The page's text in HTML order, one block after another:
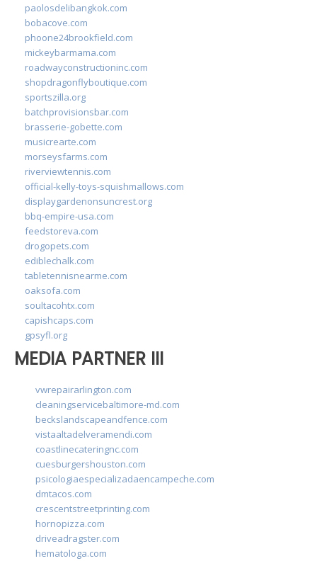
paolosdelibangkok.com
bobacove.com
phoone24brookfield.com
mickeybarmama.com
roadwayconstructioninc.com
shopdragonflyboutique.com
sportszilla.org
batchprovisionsbar.com
brasserie-gobette.com
musicrearte.com
morseysfarms.com
riverviewtennis.com
official-kelly-toys-squishmallows.com
displaygardenonsuncrest.org
bbq-empire-usa.com
feedstoreva.com
drogopets.com
ediblechalk.com
tabletennisnearme.com
oaksofa.com
soultacohtx.com
capishcaps.com
gpsyfl.org
MEDIA PARTNER III
vwrepairarlington.com
cleaningservicebaltimore-md.com
beckslandscapeandfence.com
vistaaltadelveramendi.com
coastlinecateringnc.com
cuesburgershouston.com
psicologiaespecializadaencampeche.com
dmtacos.com
crescentstreetprinting.com
hornopizza.com
driveadragster.com
hematologa.com